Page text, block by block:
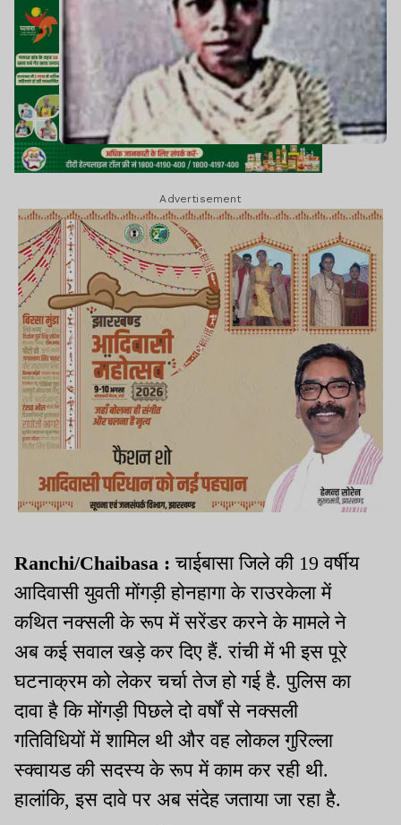
Advertisement
Ranchi/Chaibasa :चाईबासा जिले की 19 वर्षीय
आदिवासी युवती मोंगड़ी होनहागा के राउरकेला में
कथित नक्सली के रूप में सरेंडर करने के मामले ने
अब कई सवाल खड़े कर दिए हैं. रांची में भी इस पूरे
घटनाक्रम को लेकर चर्चा तेज हो गई है. पुलिस का
दावा है कि मोंगड़ी पिछले दो वर्षों से नक्सली
गतिविधियों में शामिल थी और वह लोकल गुरिल्ला
स्क्वायड की सदस्य के रूप में काम कर रही थी.
हालांकि, इस दावे पर अब संदेह जताया जा रहा है.